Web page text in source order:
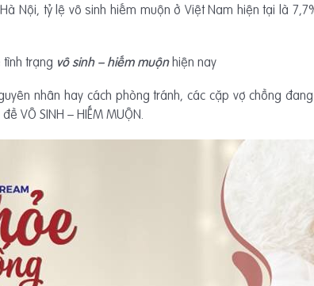
Nội, tỷ lệ vô sinh hiếm muộn ở Việt Nam hiện tại là
trạng vô sinh – hiếm muộnhiện nay
nhân hay cách phòng tránh, các cặp vợ chồng
VÔ SINH – HIẾM MUỘN.